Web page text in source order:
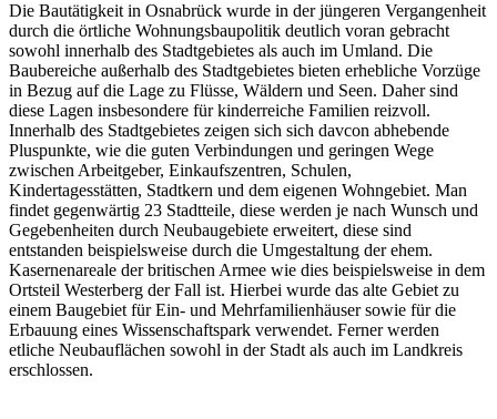
Die Bautätigkeit in Osnabrück wurde in der jüngeren Vergangenheit
durch die örtliche Wohnungsbaupolitik deutlich voran gebracht
sowohl innerhalb des Stadtgebietes als auch im Umland. Die
Baubereiche außerhalb des Stadtgebietes bieten erhebliche Vorzüge
in Bezug auf die Lage zu Flüsse, Wäldern und Seen. Daher sind
diese Lagen insbesondere für kinderreiche Familien reizvoll.
Innerhalb des Stadtgebietes zeigen sich sich davcon abhebende
Pluspunkte, wie die guten Verbindungen und geringen Wege
zwischen Arbeitgeber, Einkaufszentren, Schulen,
Kindertagesstätten, Stadtkern und dem eigenen Wohngebiet. Man
findet gegenwärtig 23 Stadtteile, diese werden je nach Wunsch und
Gegebenheiten durch Neubaugebiete erweitert, diese sind
entstanden beispielsweise durch die Umgestaltung der ehem.
Kasernenareale der britischen Armee wie dies beispielsweise in dem
Ortsteil Westerberg der Fall ist. Hierbei wurde das alte Gebiet zu
einem Baugebiet für Ein- und Mehrfamilienhäuser sowie für die
Erbauung eines Wissenschaftspark verwendet. Ferner werden
etliche Neubauflächen sowohl in der Stadt als auch im Landkreis
erschlossen.